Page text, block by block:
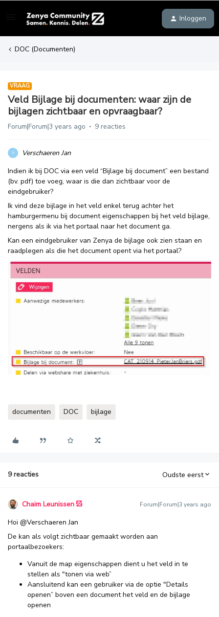
Inloggen
DOC (Documenten)
VRAAG
Veld Bijlage bij documenten: waar zijn de
bijlagen zichtbaar en opvraagbaar?
Forum|Forum|3 years ago 9 reacties
V
Verschaeren Jan
Indien ik bij DOC via een veld “Bijlage bij document” een bestand
(bv. pdf) toe voeg, waar is die dan zichtbaar voor de
eindgebruiker?
Ik vind deze bijlage in het veld enkel terug achter het
hamburgermenu bij document eigenschappen bij het veld bijlage,
nergens als ik via het portaal naar het document ga.
Kan een eindgebruiker van Zenya de bijlage ook zien staan en
raadplegen als die het document opent via het portaal?
documenten DOC bijlage
9 reacties Oudste eerst
Chaim Leunissen Forum|Forum|3 years ago
Hoi @Verschaeren Jan
De kan als volgt zichtbaar gemaakt worden aan
portaalbezoekers:
Vanuit de map eigenschappen dient u het veld in te
stellen als "tonen via web”
Aansluitend kan een gebruiker via de optie "Details
openen” boven een document het veld en de bijlage
openen